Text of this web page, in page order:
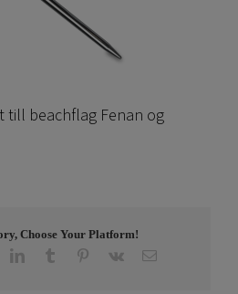
till beachflag Fenan og
Choose Your Platform!
LinkedInTumblr Pinterest
Vk E-